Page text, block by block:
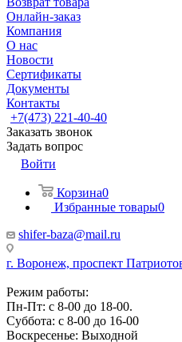
Онлайн-заказ
Компания
О нас
Новости
Сертификаты
Документы
Контакты
+7(473) 221-40-40
Заказать звонок
Задать вопрос
Войти
Корзина0
Избранные товары0
shifer-baza@mail.ru
г. Воронеж, проспект
Режим работы:
Пн-Пт: с 8-00 до 18-00.
Суббота: с 8-00 до 16-00
Воскресенье: Выходной